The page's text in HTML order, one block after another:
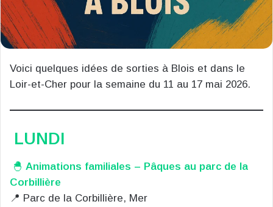
Voici quelques idées de sorties à Blois et dans le
Loir-et-Cher pour la semaine du 11 au 17 mai 2026.
LUNDI
🐣Animations familiales – Pâques au parc de la
Corbillière
📍 Parc de la Corbillière, Mer